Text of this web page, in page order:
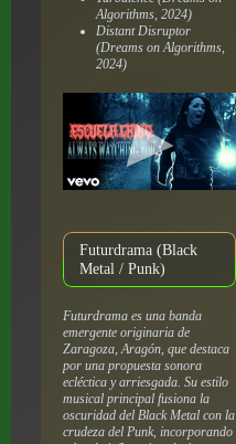
Algorithms, 2024)
Distant Disruptor
(Dreams on Algorithms,
2024)
Futurdrama (Black
Metal / Punk)
Futurdrama es una banda
emergente originaria de
Zaragoza, Aragón, que destaca
por una propuesta sonora
ecléctica y arriesgada. Su estilo
musical principal fusiona la
oscuridad del Black Metal con la
crudeza del Punk, incorporando